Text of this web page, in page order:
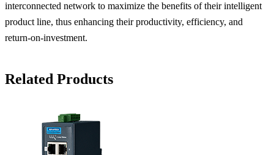
interconnected network to maximize the benefits of their intelligent
product line, thus enhancing their productivity, efficiency, and
return-on-investment.
Related Products